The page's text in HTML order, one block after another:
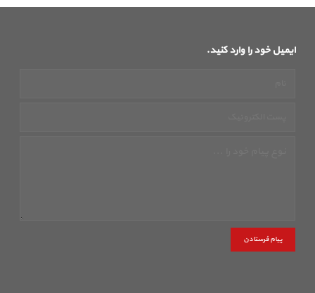
ایمیل خود را وارد کنید.
پیام فرستادن